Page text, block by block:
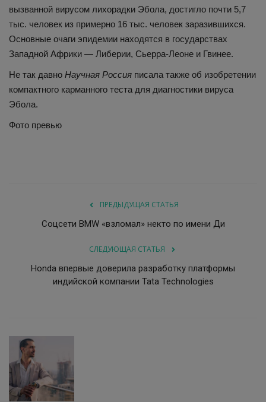
вызванной вирусом лихорадки Эбола, достигло почти 5,7
тыс. человек из примерно 16 тыс. человек заразившихся.
Основные очаги эпидемии находятся в государствах
Западной Африки — Либерии, Сьерра-Леоне и Гвинее.
Не так давно Научная Россия писала также об изобретении
компактного карманного теста для диагностики вируса
Эбола.
Фото превью
ПРЕДЫДУЩАЯ СТАТЬЯ
Соцсети BMW «взломал» некто по имени Ди
СЛЕДУЮЩАЯ СТАТЬЯ
Honda впервые доверила разработку платформы
индийской компании Tata Technologies